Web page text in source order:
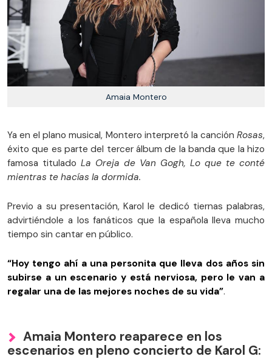
Amaia Montero
Ya en el plano musical, Montero interpretó la canción Rosas,
éxito que es parte del tercer álbum de la banda que la hizo
famosa titulado La Oreja de Van Gogh, Lo que te conté
mientras te hacías la dormida.
Previo a su presentación, Karol le dedicó tiernas palabras,
advirtiéndole a los fanáticos que la española lleva mucho
tiempo sin cantar en público.
“Hoy tengo ahí a una personita que lleva dos años sin
subirse a un escenario y está nerviosa, pero le van a
regalar una de las mejores noches de su vida”.
Amaia Montero reaparece en los
escenarios en pleno concierto de Karol G: